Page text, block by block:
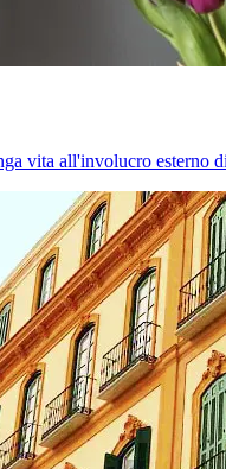
vita all'involucro esterno